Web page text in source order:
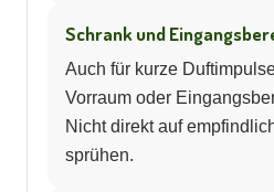
Schrank und
Auch für kurze
Vorraum oder
Nicht direkt auf
sprühen.